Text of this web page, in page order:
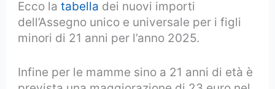
Ecco latabella dei nuovi importi
dell’Assegno unico e universale per i figli
minori di 21 anni per l’anno 2025.
Infine per le mamme sino a 21 anni di età è